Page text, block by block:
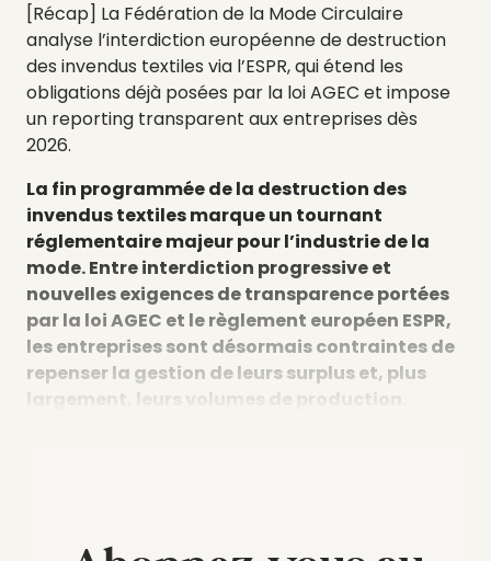
[Récap] La Fédérationde la ModeCirculaire
analyse l’interdictioneuropéennededestruction
des invendus textiles via l’ESPR,quiétend les
obligations déjà posées par la loiAGEC et impose
un reporting transparent auxentreprises dès
2026.
La fin programméedela destruction des
invendustextilesmarqueun tournant
réglementairemajeurpourl’industriedela
mode.Entreinterdiction progressiveet
nouvellesexigencesdetransparenceportées
parla loiAGEC et lerèglement européen ESPR,
lesentreprisessont désormaiscontraintesde
repenserla gestion deleurssurpluset, plus
largement, leurs volumes de production.